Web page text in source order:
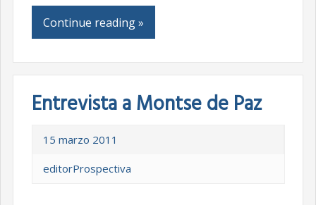
Continue reading »
Entrevista a Montse de Paz
15 marzo 2011
editorProspectiva